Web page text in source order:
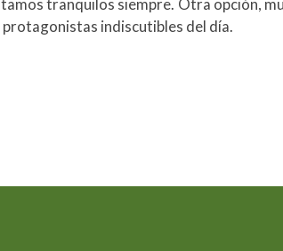
tranquilos siempre. Otra opción,
protagonistas indiscutibles del día.